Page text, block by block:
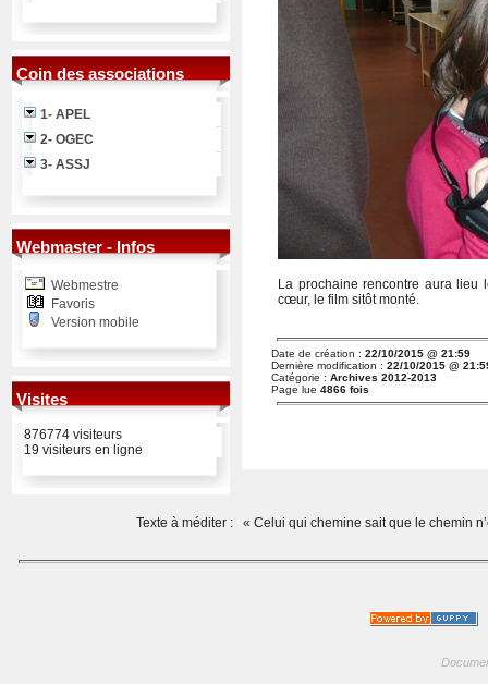
Coin des associations
1- APEL
2- OGEC
3- ASSJ
Webmaster - Infos
Webmestre
Favoris
Version mobile
Visites
876774 visiteurs
19 visiteurs en ligne
La prochaine rencontre aura lieu
cœur, le film sitôt monté.
Date de création : 22/10/2015 @ 21:59
Dernière modification : 22/10/2015 @
Catégorie : Archives 2012-2013
Page lue 4866 fois
Texte à méditer : « Celui qui chemine sait que le chemin